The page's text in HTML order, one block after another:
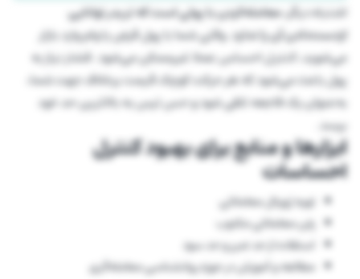
اشتباه دیگر،معامله‌کردن با پولی است که تریدر توانایی
ازدست‌دادن آن را ندارد. وقتی شما با پول قرض یا وام وارد بازار
می‌شوید، کنترل احساس عملا غیرممکن می‌شود. فشار نیاز به
پول باعث می‌شود که هر حرکت کوچک قیمت برخلاف جهت شما،
به‌عنوان یک فاجعه تلقی شود و حس ترس به بالاترین حد خود
برسد.
ابزارها و منابع برای بهبود کنترل
احساسات
تهیه ژورنال معاملاتی
پلن معاملاتی مکتوب
استفاده از حد ضرر و حد سود
مطالعه و آموزش در حوزه روانشناسی معامله‌گری